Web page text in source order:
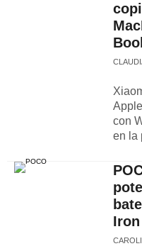
con
en la